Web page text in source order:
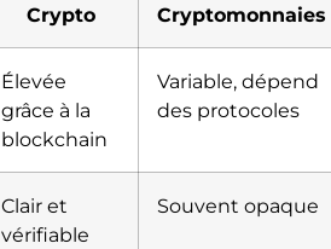
Crypto
Cryptomonnaies
Élevée
grâce à la
blockchain
Variable, dépend
des protocoles
Clair et
vérifiable
Souvent opaque